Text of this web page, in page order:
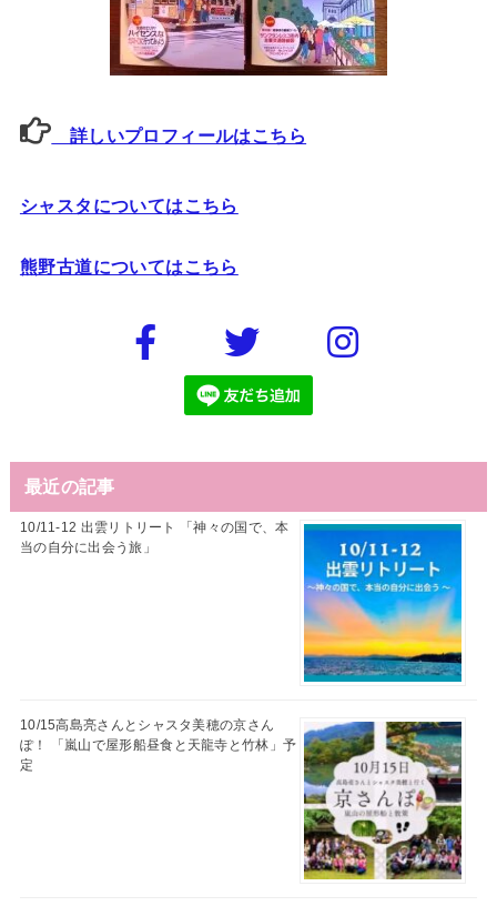
詳しいプロフィールはこちら
シャスタについてはこちら
熊野古道についてはこちら
最近の記事
10/11-12 出雲リトリート 「神々の国で、本
当の自分に出会う旅」
10/15高島亮さんとシャスタ美穂の京さん
ぽ！ 「嵐山で屋形船昼食と天龍寺と竹林」予
定